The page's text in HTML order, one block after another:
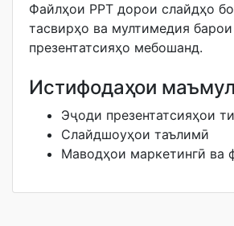
Файлҳои PPT дорои слайдҳо
тасвирҳо ва мултимедия барои
презентатсияҳо мебошанд.
Истифодаҳои
Эҷоди презентатсияҳои
Слайдшоуҳои таълимӣ
Маводҳои маркетингӣ ва